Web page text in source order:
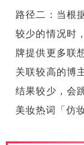
路径二：当根
较少的情况时
牌提供更多联
关联较高的博
结果较少，会
美妆热词「仿